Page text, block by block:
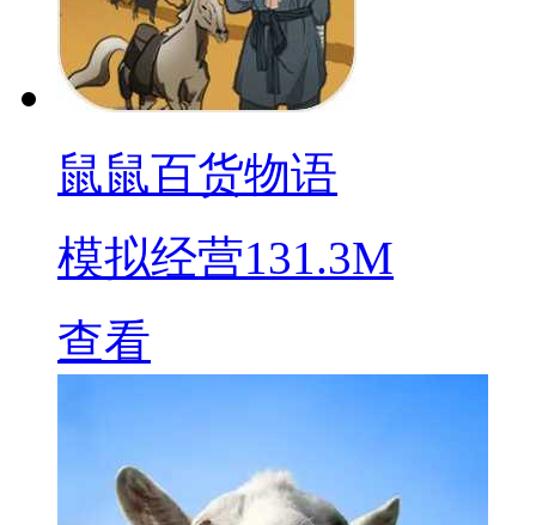
鼠鼠百货物语
模拟经营131.3M
查看